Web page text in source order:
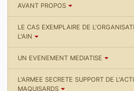
AVANT PROPOS
LE CAS EXEMPLAIRE DE
L'AIN
UN EVENEMENT MEDIATISE
L'ARMEE SECRETE SUPPORT DE
MAQUISARDS